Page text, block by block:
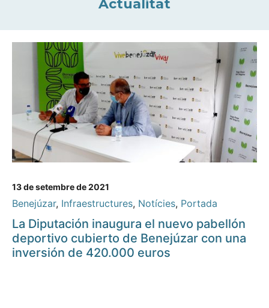
Actualitat
13 de setembre de 2021
Benejúzar, Infraestructures, Notícies, Portada
La Diputación inaugura el nuevo pabellón
deportivo cubierto de Benejúzar con una
inversión de 420.000 euros